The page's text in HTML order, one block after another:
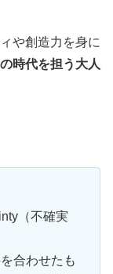
や創造力を身に
時代を担う大人
（不確実
合わせたも